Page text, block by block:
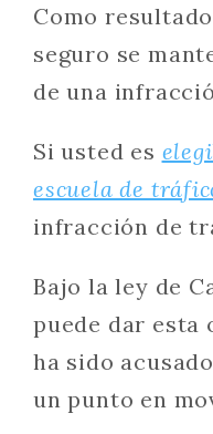
Como
seguro se
de una
Si usted es
escuela de
infracción de
Bajo la ley de
puede dar esta
ha sido
un punto en